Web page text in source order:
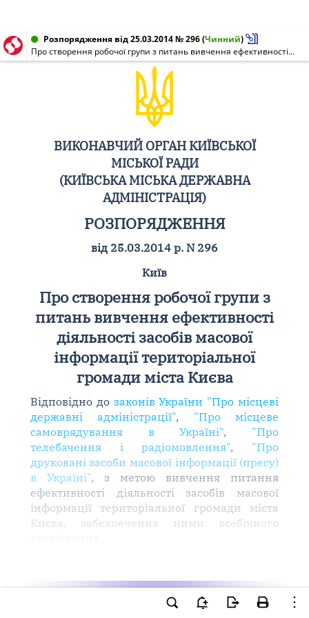
Розпорядження від 25.03.2014 № 296(Чинний)
Про створення робочої групи з питань вивчення ефективності діяльності засобів масової інформації територіальної громади міста Києва
ВИКОНАВЧИЙ ОРГАН КИЇВСЬКОЇ
МІСЬКОЇ РАДИ
(КИЇВСЬКА МІСЬКА ДЕРЖАВНА
АДМІНІСТРАЦІЯ)
РОЗПОРЯДЖЕННЯ
від 25.03.2014 р. N 296
Київ
Про створення робочої групи з
питань вивчення ефективності
діяльності засобів масової
інформації територіальної
громади міста Києва
Відповідно до законів України "Про місцеві
державні адміністрації", "Про місцеве
самоврядування в Україні", "Про
телебачення і радіомовлення", "Про
друковані засоби масової інформації (пресу)
в Україні", з метою вивчення питання
ефективності діяльності засобів масової
інформації територіальної громади міста
Києва, забезпечення ними всебічного